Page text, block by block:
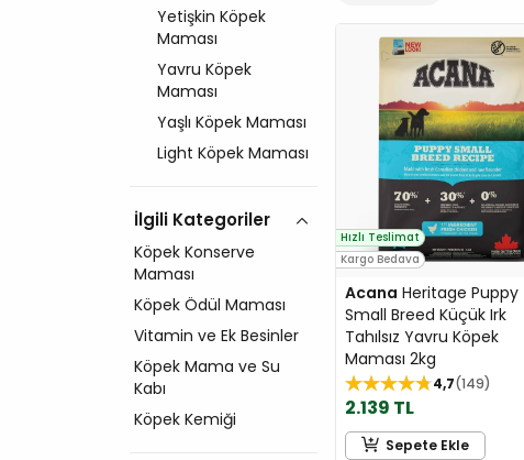
Yetişkin Köpek
Maması
Yavru Köpek
Maması
Yaşlı Köpek Maması
Light Köpek Maması
İlgili Kategoriler
Köpek Konserve
Maması
Köpek Ödül Maması
Vitamin ve Ek Besinler
Köpek Mama ve Su
Kabı
Köpek Kemiği
Kargo Bedava
Hızlı Teslimat
Acana Heritage Puppy
Small Breed Küçük Irk
Tahılsız Yavru Köpek
Maması 2kg
4,7 149
2.139 TL
Sepete Ekle